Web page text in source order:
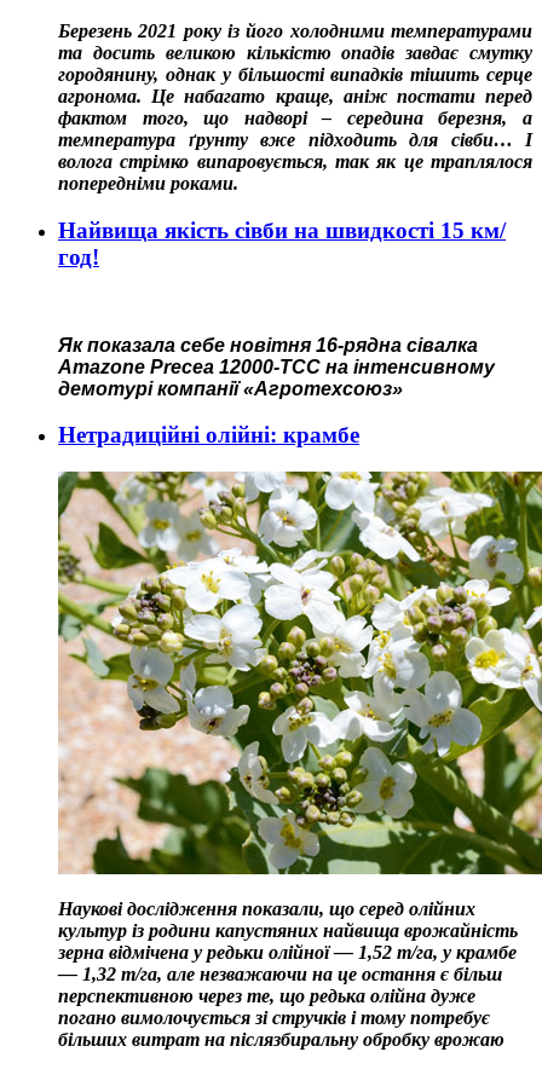
Березень 2021 року із його холодними температурами
та досить великою кількістю опадів завдає смутку
городянину, однак у більшості випадків тішить серце
агронома. Це набагато краще, аніж постати перед
фактом того, що надворі – середина березня, а
температура ґрунту вже підходить для сівби… І
волога стрімко випаровується, так як це траплялося
попередніми роками.
Найвища якість сівби на швидкості 15 км/
год!
Як показала себе новітня 16-рядна сівалка
Amazone Precea 12000-TCC на інтенсивному
демотурі компанії «Агротехсоюз»
Нетрадиційні олійні: крамбе
Наукові дослідження показали, що серед олійних
культур із родини капустяних найвища врожайність
зерна відмічена у редьки олійної — 1,52 т/га, у крамбе
— 1,32 т/га, але незважаючи на це остання є більш
перспективною через те, що редька олійна дуже
погано вимолочується зі стручків і тому потребує
більших витрат на післязбиральну обробку врожаю